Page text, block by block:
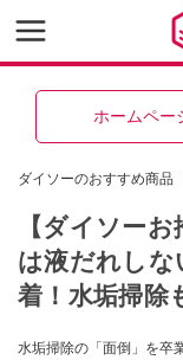
ホームペー
ダイソーのおすすめ商品
【ダイソー
は液だれし
着！水垢掃除
水垢掃除の「面倒」を卒